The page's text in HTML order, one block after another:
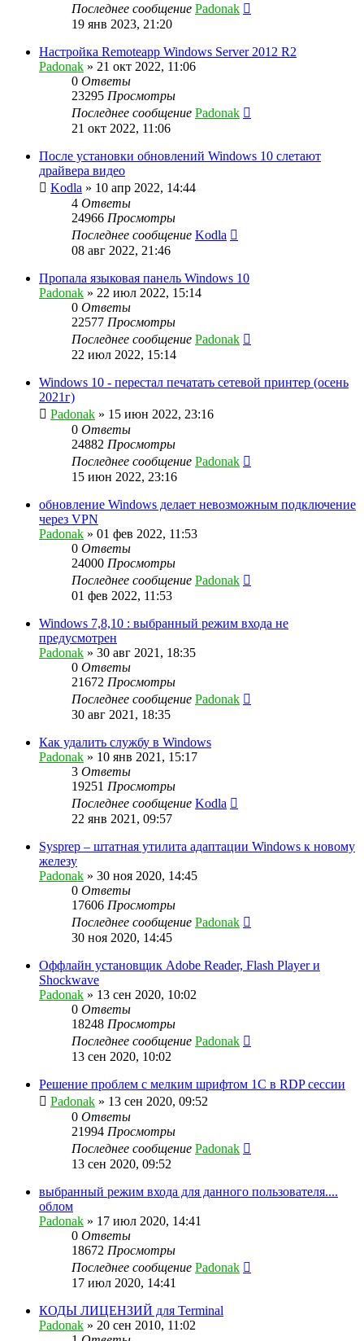
Последнее сообщение Padonak
19 янв 2023, 21:20
Настройка Remoteapp Windows Server 2012 R2
Padonak » 21 окт 2022, 11:06
0 Ответы
23295 Просмотры
Последнее сообщение Padonak
21 окт 2022, 11:06
После установки обновлений Windows 10 слетают
драйвера видео
Kodla » 10 апр 2022, 14:44
4 Ответы
24966 Просмотры
Последнее сообщение Kodla
08 авг 2022, 21:46
Пропала языковая панель Windows 10
Padonak » 22 июл 2022, 15:14
0 Ответы
22577 Просмотры
Последнее сообщение Padonak
22 июл 2022, 15:14
Windows 10 - перестал печатать сетевой принтер (осень
2021г)
Padonak » 15 июн 2022, 23:16
0 Ответы
24882 Просмотры
Последнее сообщение Padonak
15 июн 2022, 23:16
обновление Windows делает невозможным подключение
через VPN
Padonak » 01 фев 2022, 11:53
0 Ответы
24000 Просмотры
Последнее сообщение Padonak
01 фев 2022, 11:53
Windows 7,8,10 : выбранный режим входа не
предусмотрен
Padonak » 30 авг 2021, 18:35
0 Ответы
21672 Просмотры
Последнее сообщение Padonak
30 авг 2021, 18:35
Как удалить службу в Windows
Padonak » 10 янв 2021, 15:17
3 Ответы
19251 Просмотры
Последнее сообщение Kodla
22 янв 2021, 09:57
Sysprep – штатная утилита адаптации Windows к новому
железу
Padonak » 30 ноя 2020, 14:45
0 Ответы
17606 Просмотры
Последнее сообщение Padonak
30 ноя 2020, 14:45
Оффлайн установщик Adobe Reader, Flash Player и
Shockwave
Padonak » 13 сен 2020, 10:02
0 Ответы
18248 Просмотры
Последнее сообщение Padonak
13 сен 2020, 10:02
Решение проблем с мелким шрифтом 1С в RDP сессии
Padonak » 13 сен 2020, 09:52
0 Ответы
21994 Просмотры
Последнее сообщение Padonak
13 сен 2020, 09:52
выбранный режим входа для данного пользователя....
облом
Padonak » 17 июл 2020, 14:41
0 Ответы
18672 Просмотры
Последнее сообщение Padonak
17 июл 2020, 14:41
КОДЫ ЛИЦЕНЗИЙ для Terminal
Padonak » 20 сен 2010, 11:02